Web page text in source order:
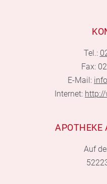
Tel.:
Fax:
E-Mail:
Internet:
APOTHEKE
Auf